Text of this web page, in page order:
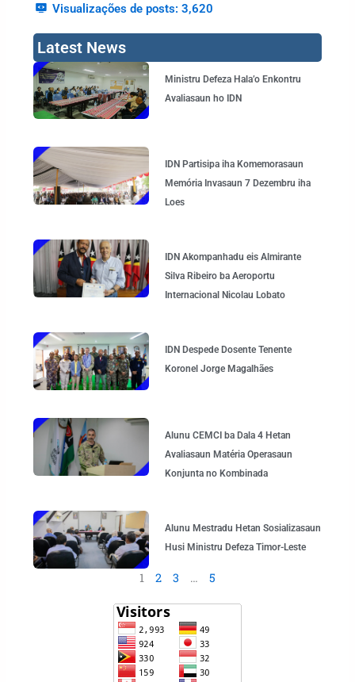
Visualizações de posts: 3,620
Latest News
Ministru Defeza Hala’o Enkontru
Avaliasaun ho IDN
IDN Partisipa iha Komemorasaun
Memória Invasaun 7 Dezembru iha
Loes
IDN Akompanhadu eis Almirante
Silva Ribeiro ba Aeroportu
Internacional Nicolau Lobato
IDN Despede Dosente Tenente
Koronel Jorge Magalhães
Alunu CEMCI ba Dala 4 Hetan
Avaliasaun Matéria Operasaun
Konjunta no Kombinada
Alunu Mestradu Hetan Sosializasaun
Husi Ministru Defeza Timor-Leste
Page
1 2 3 … 5